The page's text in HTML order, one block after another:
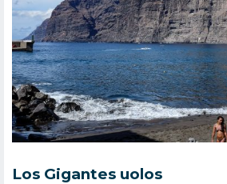
Los Gigantes uolos